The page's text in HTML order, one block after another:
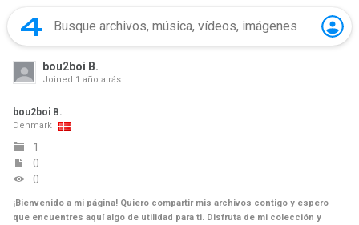
bou2boi B.
Joined 1 año atrás
bou2boi B.
Denmark
1
0
0
¡Bienvenido a mi página! Quiero compartir mis archivos contigo y espero
que encuentres aquí algo de utilidad para ti. Disfruta de mi colección y